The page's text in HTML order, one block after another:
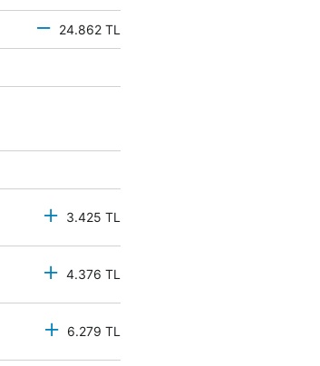
24.862 TL
3.425 TL
4.376 TL
6.279 TL